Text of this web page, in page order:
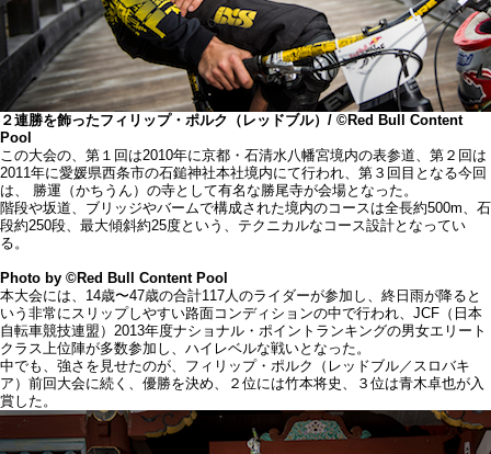
２連勝を飾ったフィリップ・ポルク（レッドブル）/ ©Red Bull Content
Pool
この大会の、第１回は2010年に京都・石清水八幡宮境内の表参道、第２回は
2011年に愛媛県西条市の石鎚神社本社境内にて行われ、第３回目となる今回
は、 勝運（かちうん）の寺として有名な勝尾寺が会場となった。
階段や坂道、ブリッジやバームで構成された境内のコースは全長約500m、石
段約250段、最大傾斜約25度という、テクニカルなコース設計となってい
る。
Photo by ©Red Bull Content Pool
本大会には、14歳〜47歳の合計117人のライダーが参加し、終日雨が降ると
いう非常にスリップしやすい路面コンディションの中で行われ、JCF（日本
自転車競技連盟）2013年度ナショナル・ポイントランキングの男女エリート
クラス上位陣が多数参加し、ハイレベルな戦いとなった。
中でも、強さを見せたのが、フィリップ・ポルク（レッドブル／スロバキ
ア）前回大会に続く、優勝を決め、２位には竹本将史、３位は青木卓也が入
賞した。